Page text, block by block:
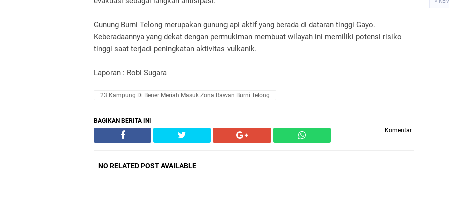
Gunung Burni Telong merupakan gunung api aktif yang berada di dataran tinggi Gayo.
Keberadaannya yang dekat dengan permukiman membuat wilayah ini memiliki potensi risiko
tinggi saat terjadi peningkatan aktivitas vulkanik.
Laporan : Robi Sugara
23 Kampung Di Bener Meriah Masuk Zona Rawan Burni Telong
BAGIKAN BERITA INI
Komentar
NO RELATED POST AVAILABLE